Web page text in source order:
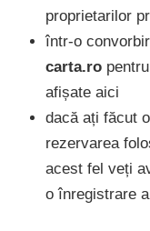
proprietarilor
într-o
carta.ro
afișate aici
dacă ați făcut
rezervarea
acest fel veți
o înregistrare